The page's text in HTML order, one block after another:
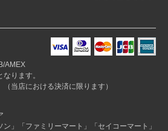
AMEX
ります。
当店における決済に限ります）
ン」「ファミリーマート」「セイコーマート」